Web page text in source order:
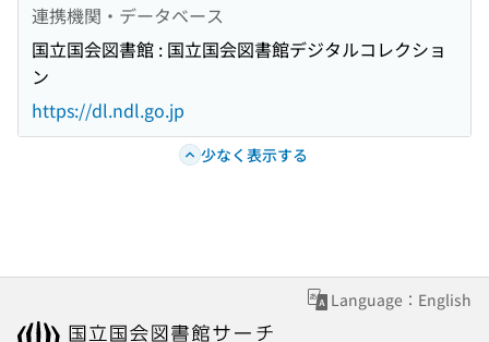
連携機関・データベース
国立国会図書館 : 国立国会図書館デジタルコレクショ
ン
https://dl.ndl.go.jp
少なく表示する
Language：English